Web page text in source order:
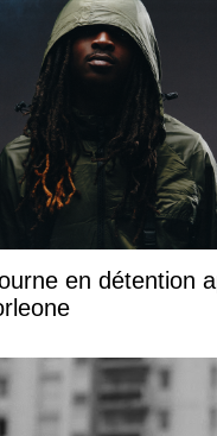
en détention